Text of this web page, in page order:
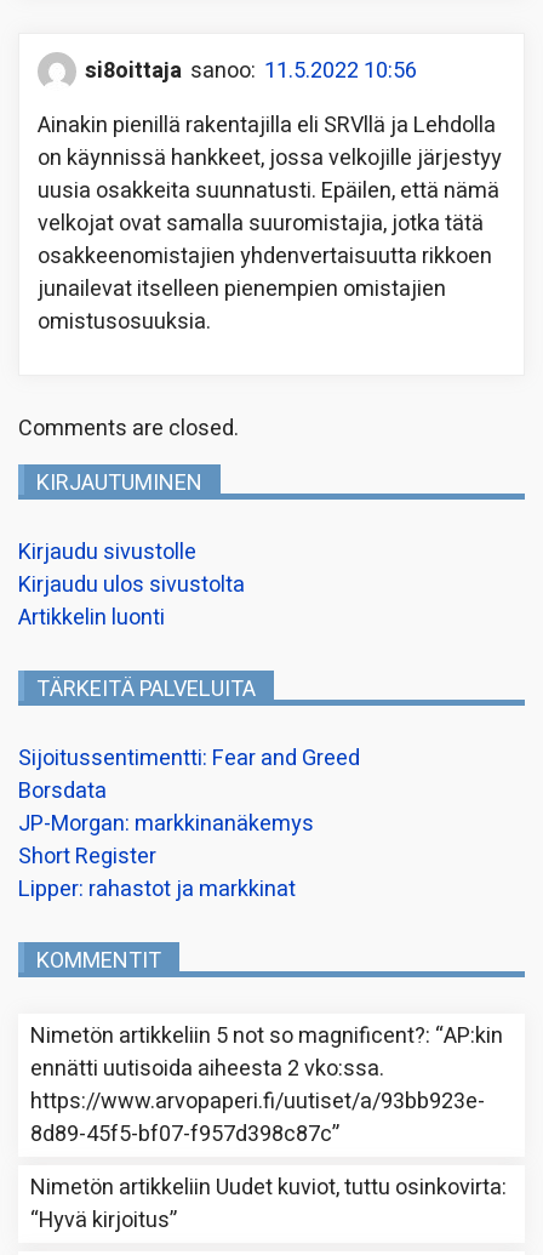
si8oittaja sanoo: 11.5.2022 10:56
Ainakin pienillä rakentajilla eli SRVllä ja Lehdolla
on käynnissä hankkeet, jossa velkojille järjestyy
uusia osakkeita suunnatusti. Epäilen, että nämä
velkojat ovat samalla suuromistajia, jotka tätä
osakkeenomistajien yhdenvertaisuutta rikkoen
junailevat itselleen pienempien omistajien
omistusosuuksia.
Comments are closed.
KIRJAUTUMINEN
Kirjaudu sivustolle
Kirjaudu ulos sivustolta
Artikkelin luonti
TÄRKEITÄ PALVELUITA
Sijoitussentimentti: Fear and Greed
Borsdata
JP-Morgan: markkinanäkemys
Short Register
Lipper: rahastot ja markkinat
KOMMENTIT
Nimetön artikkeliin 5 not so magnificent?: “AP:kin
ennätti uutisoida aiheesta 2 vko:ssa.
https://www.arvopaperi.fi/uutiset/a/93bb923e-
8d89-45f5-bf07-f957d398c87c”
Nimetön artikkeliin Uudet kuviot, tuttu osinkovirta:
“Hyvä kirjoitus”